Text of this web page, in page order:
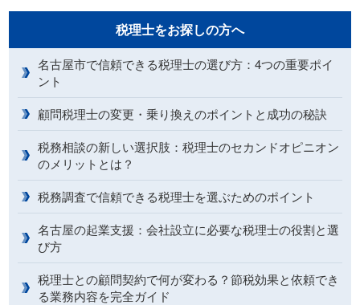
税理士をお探しの方へ
名古屋市で信頼できる税理士の選び方：4つの重要ポイ
ント
顧問税理士の変更・乗り換えのポイントと成功の秘訣
税務相談の新しい選択肢：税理士のセカンドオピニオン
のメリットとは？
税務調査で信頼できる税理士を選ぶためのポイント
名古屋の起業支援：会社設立に必要な税理士の役割と選
び方
税理士との顧問契約で何が変わる？節税効果と依頼でき
る業務内容を完全ガイド